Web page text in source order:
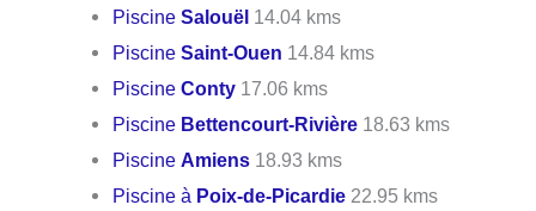
PiscineSalouël 14.04 kms
PiscineSaint-Ouen 14.84 kms
PiscineConty 17.06 kms
Piscine Bettencourt-Rivière 18.63 kms
PiscineAmiens 18.93 kms
Piscine à Poix-de-Picardie 22.95 kms